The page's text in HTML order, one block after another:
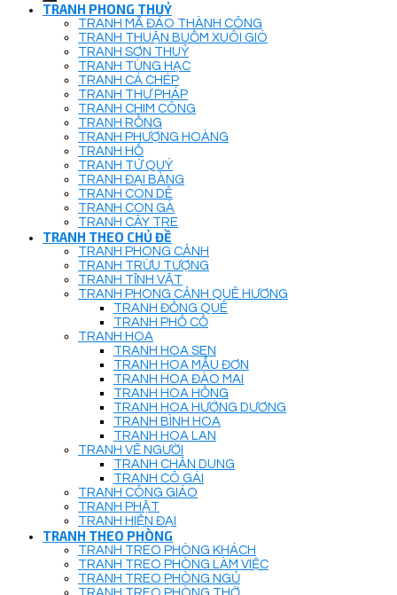
TRANH PHONG THUỶ
TRANH MÃ ĐÁO THÀNH CÔNG
TRANH THUẬN BUỒM XUÔI GIÓ
TRANH SƠN THUỶ
TRANH TÙNG HẠC
TRANH CÁ CHÉP
TRANH THƯ PHÁP
TRANH CHIM CÔNG
TRANH RỒNG
TRANH PHƯỢNG HOÀNG
TRANH HỔ
TRANH TỨ QUÝ
TRANH ĐẠI BÀNG
TRANH CON DÊ
TRANH CON GÀ
TRANH CÂY TRE
TRANH THEO CHỦ ĐỀ
TRANH PHONG CẢNH
TRANH TRỪU TƯỢNG
TRANH TĨNH VẬT
TRANH PHONG CẢNH QUÊ HƯƠNG
TRANH ĐỒNG QUÊ
TRANH PHỐ CỔ
TRANH HOA
TRANH HOA SEN
TRANH HOA MẪU ĐƠN
TRANH HOA ĐÀO MAI
TRANH HOA HỒNG
TRANH HOA HƯỚNG DƯƠNG
TRANH BÌNH HOA
TRANH HOA LAN
TRANH VẼ NGƯỜI
TRANH CHÂN DUNG
TRANH CÔ GÁI
TRANH CÔNG GIÁO
TRANH PHẬT
TRANH HIỆN ĐẠI
TRANH THEO PHÒNG
TRANH TREO PHÒNG KHÁCH
TRANH TREO PHÒNG LÀM VIỆC
TRANH TREO PHÒNG NGỦ